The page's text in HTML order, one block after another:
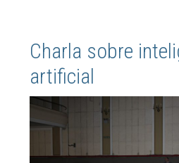
Charla sobre
artificial